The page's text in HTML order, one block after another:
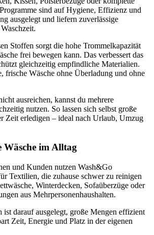
sind auf Hygiene, Effizienz und
ausgelegt und liefern zuverlässige
Stoffen sorgt die hohe Trommelkapazität
frei bewegen kann. Das verbessert das
gleichzeitig empfindliche Materialien.
frische Wäsche ohne Überladung und ohne
ausreichen, kannst du mehrere
nutzen. So lassen sich selbst große
Zeit erledigen – ideal nach Urlaub, Umzug
im Alltag
und Kunden nutzen Wash&Go
Textilien, die zuhause schwer zu reinigen
Winterdecken, Sofaüberzüge oder
aus Mehrpersonenhaushalten.
ist darauf ausgelegt, große Mengen effizient
Zeit, Energie und Platz in der eigenen